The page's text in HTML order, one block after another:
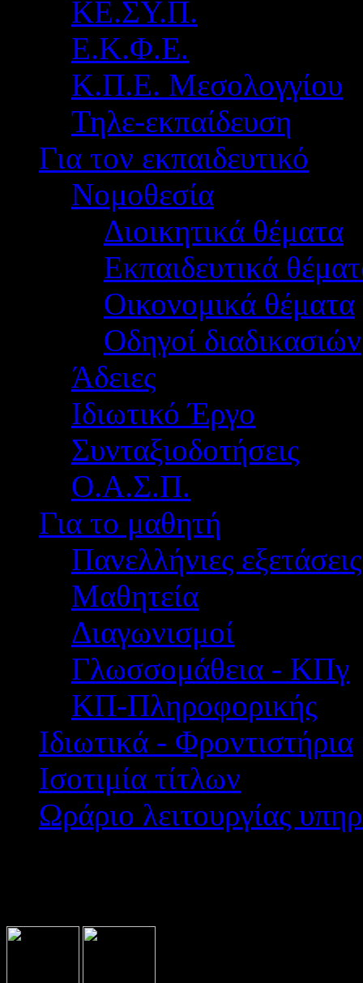
ΚΕ.ΣΥ.Π.
Ε.Κ.Φ.Ε.
Κ.Π.Ε. Μεσολογγίου
Τηλε-εκπαίδευση
Για τον εκπαιδευτικό
Νομοθεσία
Διοικητικά θέματα
Εκπαιδευτικά
Οικονομικά θέματα
Οδηγοί διαδικασιών
Άδειες
Ιδιωτικό Έργο
Συνταξιοδοτήσεις
Ο.Α.Σ.Π.
Για το μαθητή
Πανελλήνιες εξετάσεις
Μαθητεία
Διαγωνισμοί
Γλωσσομάθεια - ΚΠγ
ΚΠ-Πληροφορικής
Ιδιωτικά - Φροντιστήρια
Ισοτιμία τίτλων
Ωράριο λειτουργίας